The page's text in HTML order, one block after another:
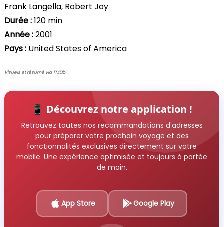
Frank Langella, Robert Joy
Durée :120 min
Année :2001
Pays : United States of America
Visuels et résumé via TMDb
📱 Découvrez notre application !
Retrouvez toutes nos recommandations d'adresses
pour préparer votre prochain voyage et des
fonctionnalités exclusives directement sur votre
mobile. Une expérience optimisée et toujours à portée
de main.
App Store Google Play